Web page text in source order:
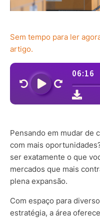
Sem tempo para ler
artigo.
Pensando em mudar de
com mais
ser exatamente o que
mercados que mais
plena expansão.
Com espaço para
estratégia, a área